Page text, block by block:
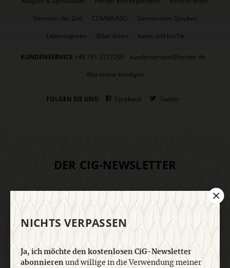
Stimmen der Zeit
COMMUNIO
Gemeinsam Glauben
Lebensspuren
Bibel lesen kunst und kirche
KUNDENSERVICE +49 761 2717200
kundenservice@herder.de
Abo online kündigen
FOLGEN SIE UNS: Facebook Twitter
DER CIG-NEWSLETTER
Ja, ich möchte den kostenlosen CiG-Newsletter
abonnieren und willige in die Verwendung meiner
Kontaktdaten zum Zweck des E-Mail-Marketings
durch den Verlag Herder ein. Den Newsletter oder
die E-Mail-Werbung kann ich jederzeit abbestellen.
Ich bin einverstanden, dass mein
personenbezogenes Nutzungsverhalten in
NICHTS VERPASSEN
Ja, ich möchte den kostenlosen CiG-Newsletter
abonnierenund willige in die Verwendung meiner